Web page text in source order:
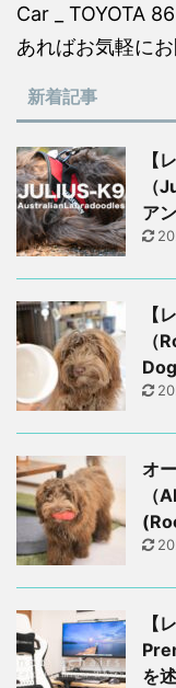
Car _ TOYOTA
あればお気軽に
新着記事
【
（
ア
【
（
オ
（
【
を